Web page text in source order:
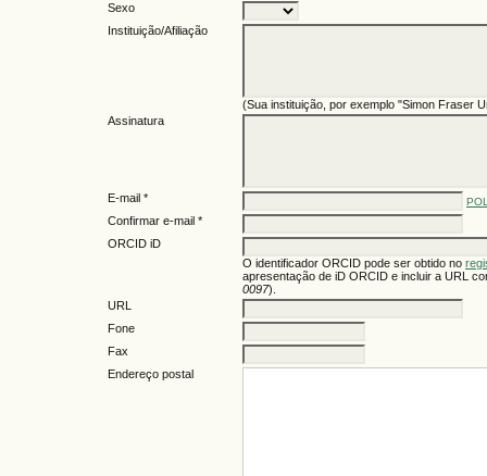
Sexo
Instituição/Afiliação
(Sua instituição, por exemplo "Simon Fraser
Assinatura
E-mail *
Confirmar e-mail *
ORCID iD
O identificador ORCID pode ser obtido no
apresentação de iD ORCID e incluir a URL
0097).
URL
Fone
Fax
Endereço postal